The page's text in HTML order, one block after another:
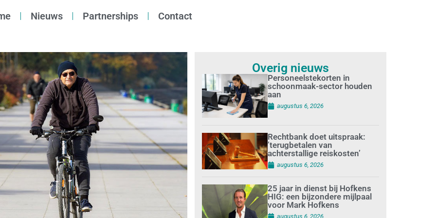
Nieuws Partnerships Contact
Overig nieuws
Personeelstekorten in
schoonmaak-sector houden
aan
augustus 6, 2026
Rechtbank doet uitspraak:
’terugbetalen van
achterstallige reiskosten’
augustus 6, 2026
25 jaar in dienst bij Hofkens
HIG: een bijzondere mijlpaal
voor Mark Hofkens
augustus 6, 2026